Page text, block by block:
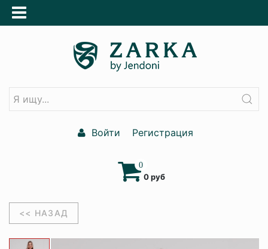
Войти Регистрация
0
0 руб
<< НАЗАД